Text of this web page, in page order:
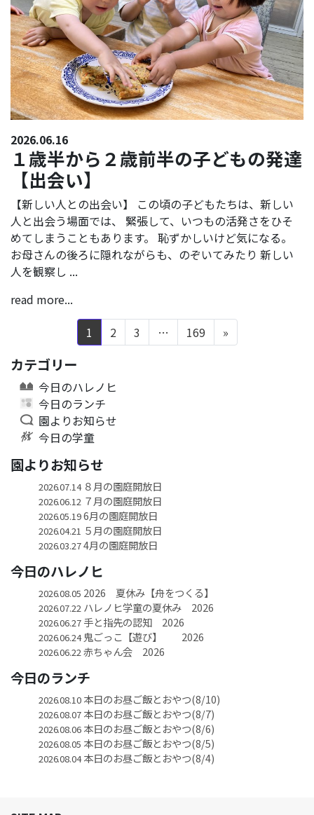
2026.06.16
１歳半から２歳前半の子どもの発達
【出会い】
【新しい人との出会い】 この頃の子どもたちは、新しい
人と出会う場面では、 緊張して、いつもの活発さをひそ
めてしまうこともあります。 恥ずかしいけど気になる。
お母さんの後ろに隠れながらも、のぞいてみたり 新しい
人を観察し ...
read more...
1
2 3 … 169 »
カテゴリー
今日のハレノヒ
今日のランチ
園よりお知らせ
今日の学童
園よりお知らせ
2026.07.14８月の園庭開放日
2026.06.12 ７月の園庭開放日
2026.05.196月の園庭開放日
2026.04.21 ５月の園庭開放日
2026.03.274月の園庭開放日
今日のハレノヒ
2026.08.05 2026 夏休み【舟をつくる】
2026.07.22 ハレノヒ学童の夏休み 2026
2026.06.27手と指先の認知 2026
2026.06.24鬼ごっこ【遊び】 2026
2026.06.22 赤ちゃん会 2026
今日のランチ
2026.08.10本日のお昼ご飯とおやつ(8/10)
2026.08.07本日のお昼ご飯とおやつ(8/7)
2026.08.06本日のお昼ご飯とおやつ(8/6)
2026.08.05 本日のお昼ご飯とおやつ(8/5)
2026.08.04本日のお昼ご飯とおやつ(8/4)